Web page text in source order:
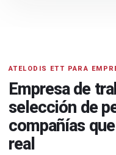
ATELODIS ETT PARA
Empresa de
selección de
compañías
real